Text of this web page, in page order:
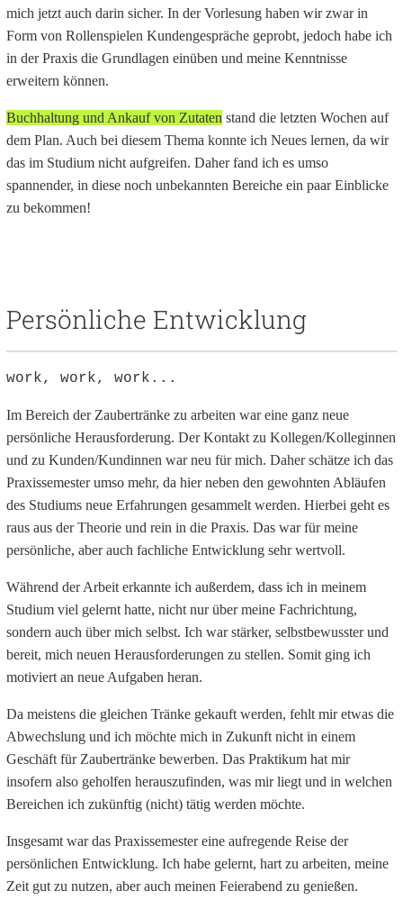
mich jetzt auch darin sicher. In der Vorlesung haben wir zwar in
Form von Rollenspielen Kundengespräche geprobt, jedoch habe ich
in der Praxis die Grundlagen einüben und meine Kenntnisse
erweitern können.
Buchhaltung und Ankauf von Zutaten stand die letzten Wochen auf
dem Plan. Auch bei diesem Thema konnte ich Neues lernen, da wir
das im Studium nicht aufgreifen. Daher fand ich es umso
spannender, in diese noch unbekannten Bereiche ein paar Einblicke
zu bekommen!
Persönliche Entwicklung
work, work, work...
Im Bereich der Zaubertränke zu arbeiten war eine ganz neue
persönliche Herausforderung. Der Kontakt zu Kollegen/Kolleginnen
und zu Kunden/Kundinnen war neu für mich. Daher schätze ich das
Praxissemester umso mehr, da hier neben den gewohnten Abläufen
des Studiums neue Erfahrungen gesammelt werden. Hierbei geht es
raus aus der Theorie und rein in die Praxis. Das war für meine
persönliche, aber auch fachliche Entwicklung sehr wertvoll.
Während der Arbeit erkannte ich außerdem, dass ich in meinem
Studium viel gelernt hatte, nicht nur über meine Fachrichtung,
sondern auch über mich selbst. Ich war stärker, selbstbewusster und
bereit, mich neuen Herausforderungen zu stellen. Somit ging ich
motiviert an neue Aufgaben heran.
Da meistens die gleichen Tränke gekauft werden, fehlt mir etwas die
Abwechslung und ich möchte mich in Zukunft nicht in einem
Geschäft für Zaubertränke bewerben. Das Praktikum hat mir
insofern also geholfen herauszufinden, was mir liegt und in welchen
Bereichen ich zukünftig (nicht) tätig werden möchte.
Insgesamt war das Praxissemester eine aufregende Reise der
persönlichen Entwicklung. Ich habe gelernt, hart zu arbeiten, meine
Zeit gut zu nutzen, aber auch meinen Feierabend zu genießen.